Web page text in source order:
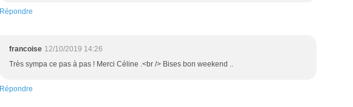
Répondre
francoise 12/10/2019 14:26
Très sympa ce pas à pas ! Merci Céline .<br /> Bises bon weekend ..
Répondre